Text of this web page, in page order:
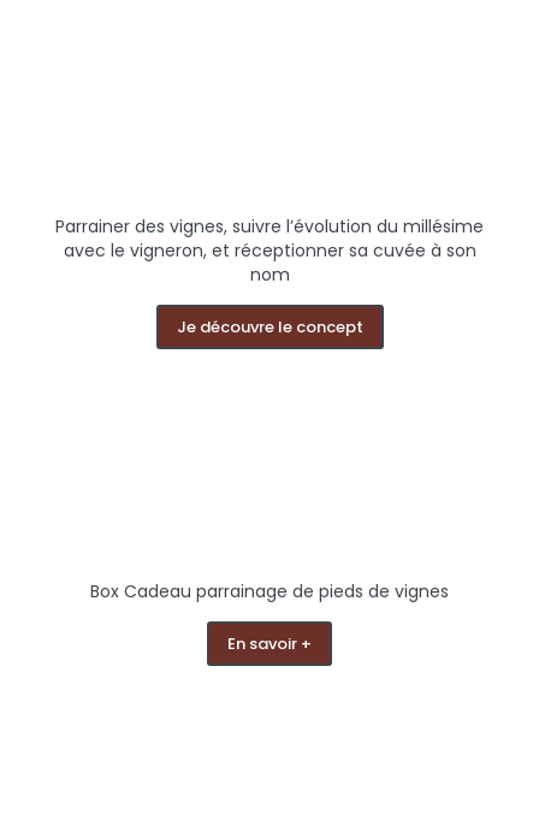
Parrainer des vignes, suivre l’évolution du millésime
avec le vigneron, et réceptionner sa cuvée à son
nom
Je découvre le concept
Box Cadeau parrainage de pieds de vignes
En savoir +